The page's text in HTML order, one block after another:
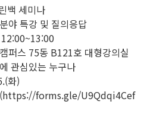
백 세미나
야 특강 및 질의응답
퍼스 75동 B121호 대형강의실
관심있는 누구나
화)
(https://forms.gle/U9Qdqi4Cef